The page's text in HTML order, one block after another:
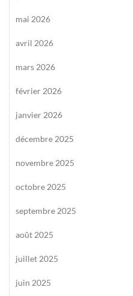
mai 2026
avril 2026
mars 2026
février 2026
janvier 2026
décembre 2025
novembre 2025
octobre 2025
septembre 2025
août 2025
juillet 2025
juin 2025